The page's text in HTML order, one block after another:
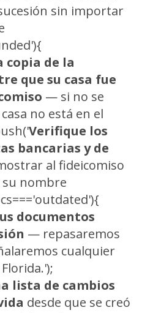
sin importar
copia de la
que su casa fue
— si no se
no está en el
Verifique los
bancarias y de
al fideicomiso
nombre
documentos
— repasaremos
cualquier
lista de cambios
desde que se creó